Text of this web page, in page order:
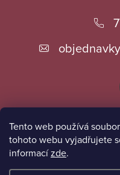
Tento web používá
tohoto webu vyjadřujete
informacízde.
objednavky
Informace pro vás
Přijímáme online